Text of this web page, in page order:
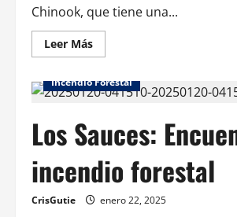
Chinook, que tiene una...
Leer Más
Incendio Forestal
Los Sauces:
incendio forestal
CrisGutie enero 22, 2025